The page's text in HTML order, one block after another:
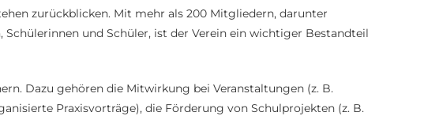
zurückblicken. Mit mehr als 200 Mitgliedern, darunter
und Schüler, ist der Verein ein wichtiger Bestandteil
Dazu gehören die Mitwirkung bei Veranstaltungen (z. B.
Praxisvorträge), die Förderung von Schulprojekten (z. B.